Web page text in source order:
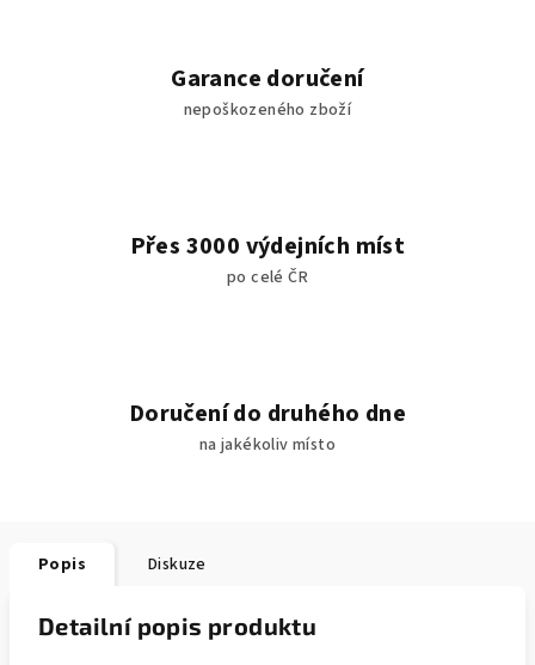
Garance doručení
nepoškozeného zboží
Přes 3000 výdejních míst
po celé ČR
Doručení do druhého dne
na jakékoliv místo
Popis Diskuze
Detailní popis produktu